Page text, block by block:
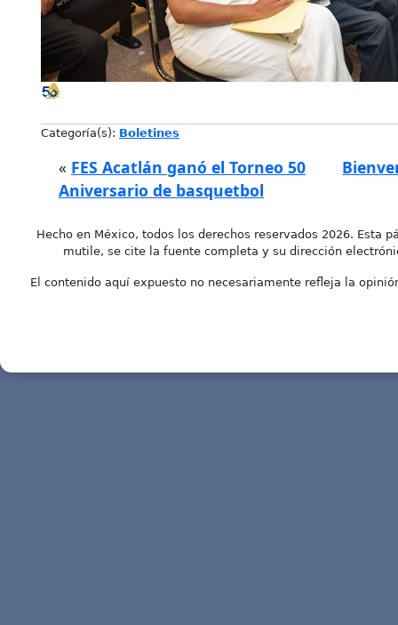
Categoría(s): Boletines
« FES Acatlán ganó el Torneo 50
Aniversario de basquetbol
Hecho en México, todos los derechos reservados 2026. Esta
mutile, se cite la fuente completa y su dirección
El contenido aquí expuesto no necesariamente refleja la